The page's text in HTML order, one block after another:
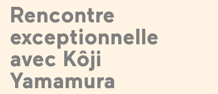
Rencontre
exceptionnelle
avec Kôji
Yamamura